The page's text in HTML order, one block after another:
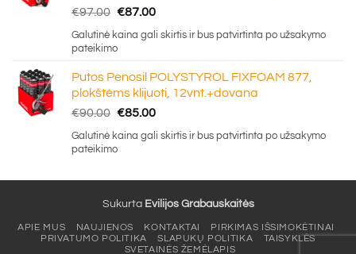
€97.00 Original
price
was:
€87.00Current
price
Galutinė kaina gali skirtis ir bus patvirtinta po užsakymo
pateikimo
Putos Penosil POLYSTYROL FIXFOAM 877,
plokštėms klijuoti, 12vnt.+dovana
€90.00 Original
price
was:
€85.00Current
price
Galutinė kaina gali skirtis ir bus patvirtinta po užsakymo
pateikimo
Sukurta Evilijos Grabauskaitės
APIE MUS NAUJIENOS KONTAKTAI
PIRKIMAS IŠSIMOKĖTINAI
PRIVATUMO POLITIKA
SLAPUKŲ POLITIKA
TAISYKLĖS
SVETAINĖS ŽEMĖLAPIS